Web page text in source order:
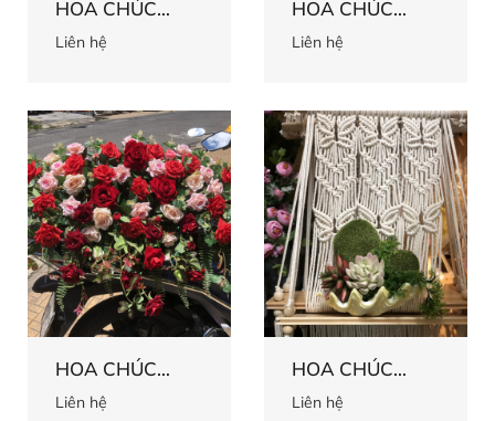
HOA CHÚC
MỪNG 66
Liên hệ
HOA CHÚC
MỪNG 65
Liên hệ
HOA CHÚC
MỪNG 64
Liên hệ
HOA CHÚC
MỪNG 63
Liên hệ